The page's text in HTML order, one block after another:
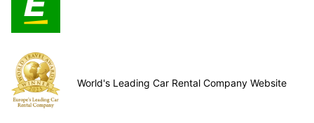
World's Leading Car Rental Company Website